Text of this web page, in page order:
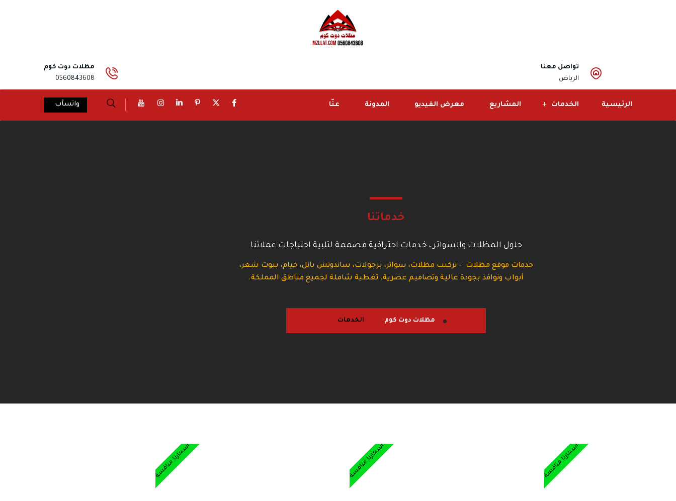
تواصل معنا
الرياض
مظلات دوت كوم
0560843608
الرئيسية الخدمات المشاريع معرض الفيديو المدونة عنّا واتسآب
خدماتنا
حلول المظلات والسواتر ، خدمات احترافية مصممة لتلبية احتياجات عملائنا
خدمات موقع مظلات – تركيب مظلات، سواتر، برجولات، ساندوتش بانل، خيام، بيوت شعر،
أبواب ونوافذ بجودة عالية وتصاميم عصرية. تغطية شاملة لجميع مناطق المملكة.
مظلات دوت كوم الخدمات
أسعارنا منافسة أسعارنا منافسة أسعارنا منافسة